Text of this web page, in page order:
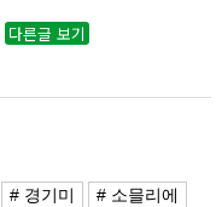
다른글 보기
# 경기미
# 소믈리에